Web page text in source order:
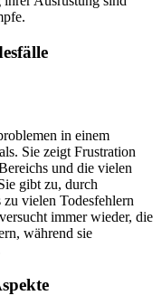
in einem
Sie zeigt Frustration
und die vielen
gibt zu, durch
vielen Todesfehlern
immer wieder, die
während sie